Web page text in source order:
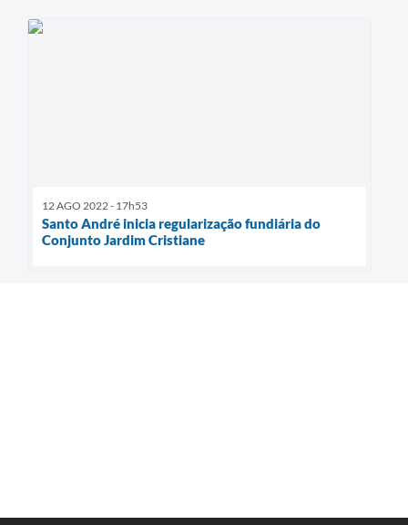
12 AGO 2022 - 17h53
Santo André inicia regularização fundiária do
Conjunto Jardim Cristiane